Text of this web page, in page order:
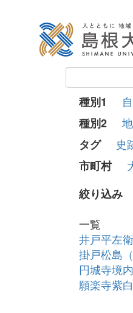
種別1
種別2
タグ 史
市町村
絞り込み
一覧
井戸平左
掛戸松島
円城寺境内
願楽寺紫